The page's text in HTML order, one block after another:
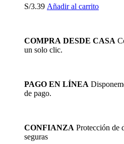
S/3.39 Añadir al carrito
COMPRA DESDE CASA
un solo clic.
PAGO EN LÍNEA
de pago.
CONFIANZA Protección de
seguras